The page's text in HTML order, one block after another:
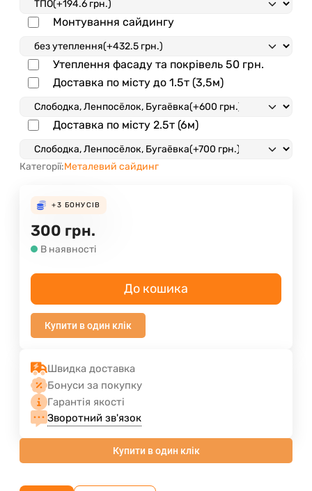
Монтування сайдингу
Утеплення фасаду та покрівель 50 грн.
Доставка по місту до 1.5т (3,5м)
Доставка по місту 2.5т (6м)
Категорії:Металевий сайдинг
+3 БОНУСІВ
300 грн.
В наявності
До кошика
Купити в один клік
Швидка доставка
Бонуси за покупку
Гарантія якості
Зворотний зв'язок
Купити в один клік